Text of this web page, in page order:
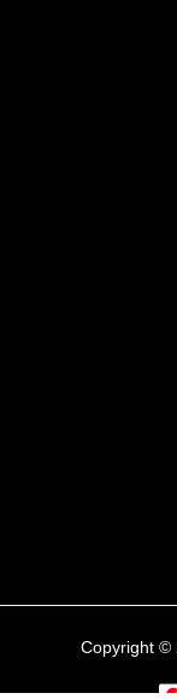
Copyright ©